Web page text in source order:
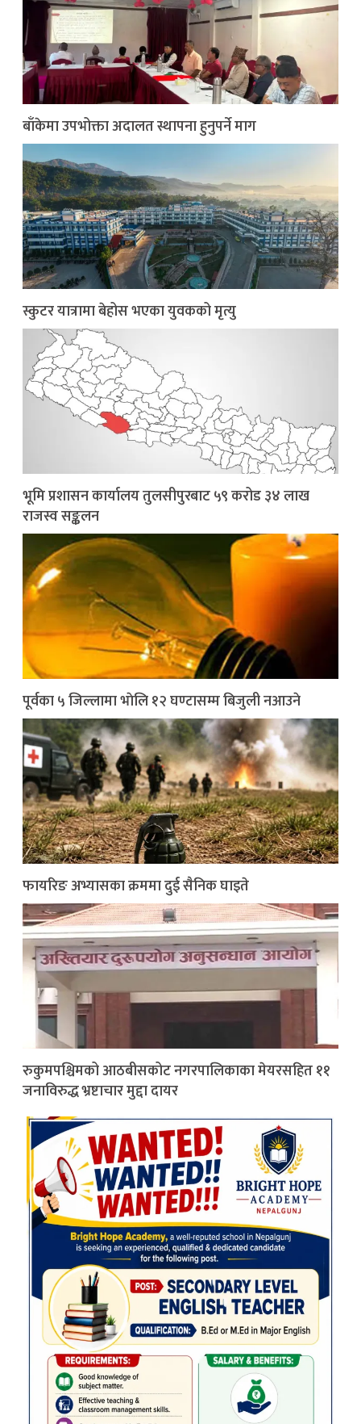
बाँकेमा उपभोक्ता अदालत स्थापना हुनुपर्ने माग
स्कुटर यात्रामा बेहोस भएका युवकको मृत्यु
भूमि प्रशासन कार्यालय तुलसीपुरबाट ५९ करोड ३४ लाख
राजस्व सङ्कलन
पूर्वका ५ जिल्लामा भाेलि १२ घण्टासम्म बिजुली नआउने
फायरिङ अभ्यासका क्रममा दुई सैनिक घाइते
रुकुमपश्चिमको आठबीसकोट नगरपालिकाका मेयरसहित ११
जनाविरुद्ध भ्रष्टाचार मुद्दा दायर